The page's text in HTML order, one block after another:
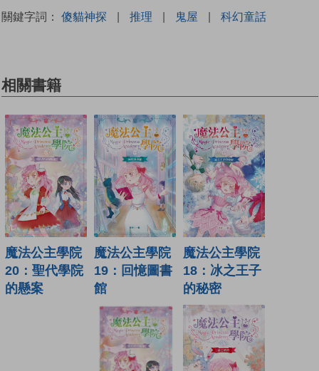
關鍵字詞： 傻貓神探 | 推理 | 鬼屋 | 科幻童話
相關書籍
魔法公主學院
20：聖代學院
的懸案
魔法公主學院
19：回憶圖書
館
魔法公主學院
18：冰之王子
的秘密